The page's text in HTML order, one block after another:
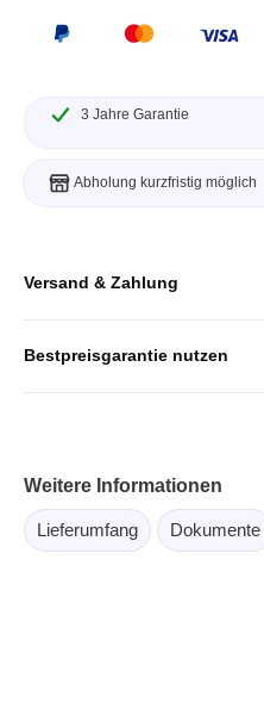
3 Jahre Garantie
Abholung kurzfristig möglich
Versand & Zahlung
Bestpreisgarantie nutzen
Weitere Informationen
Lieferumfang Dokumente